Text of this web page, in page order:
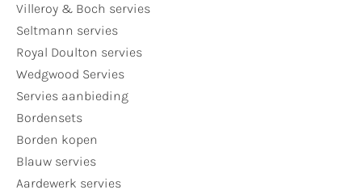
Villeroy & Boch servies
Seltmann servies
Royal Doulton servies
Wedgwood Servies
Servies aanbieding
Bordensets
Borden kopen
Blauw servies
Aardewerk servies